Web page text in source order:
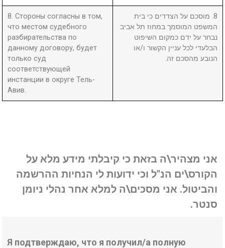
8. Стороны согласны в том,
что местом судебного
разбирательства по
данному договору, будет
только суд
соответствующей
инстанции в округе Тель-
Авив.
8. מוסכם על הצדדים כי בית
המשפט המוסמך במחוז תל אביב
נבחר על ידם כמקום השיפוט
הבלעדי לכל עניין הקשור ו/או
הנובע מהסכם זה.
אני מצהיר\ה בזאת כי קיבלתי מידע מלא על
הקורס\ים הנ"ל וכי ידועות לי הנחיות ההרשמה
והביטול. אני מסכים\ה למלא אחר נהלי ניומן
סנטר.
Я подтверждаю, что я получил/а полную